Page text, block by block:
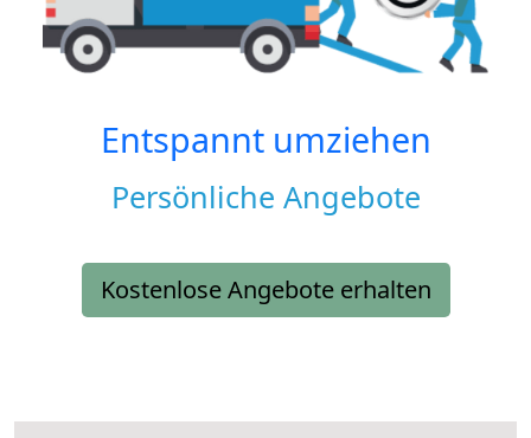
Entspannt umziehen
Persönliche Angebote
Kostenlose Angebote erhalten